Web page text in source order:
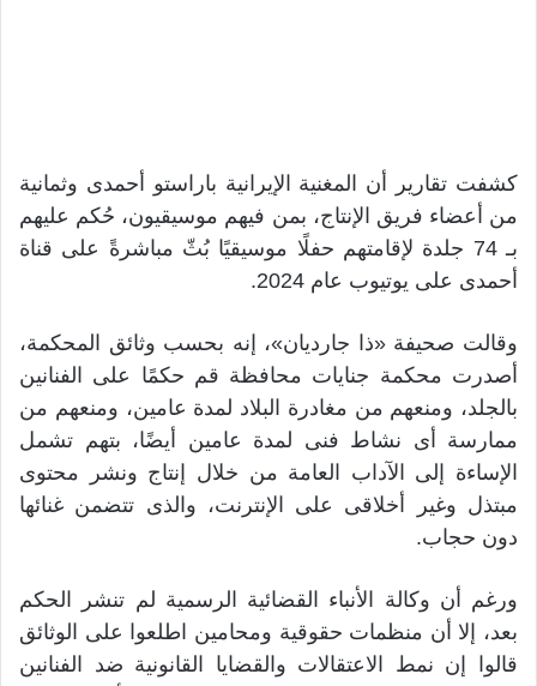
كشفت تقارير أن المغنية الإيرانية باراستو أحمدى وثمانية
من أعضاء فريق الإنتاج، بمن فيهم موسيقيون، حُكم عليهم
بـ 74 جلدة لإقامتهم حفلًا موسيقيًا بُثّ مباشرةً على قناة
أحمدى على يوتيوب عام 2024.
وقالت صحيفة «ذا جارديان»، إنه بحسب وثائق المحكمة،
أصدرت محكمة جنايات محافظة قم حكمًا على الفنانين
بالجلد، ومنعهم من مغادرة البلاد لمدة عامين، ومنعهم من
ممارسة أى نشاط فنى لمدة عامين أيضًا، بتهم تشمل
الإساءة إلى الآداب العامة من خلال إنتاج ونشر محتوى
مبتذل وغير أخلاقى على الإنترنت، والذى تتضمن غنائها
دون حجاب.
ورغم أن وكالة الأنباء القضائية الرسمية لم تنشر الحكم
بعد، إلا أن منظمات حقوقية ومحامين اطلعوا على الوثائق
قالوا إن نمط الاعتقالات والقضايا القانونية ضد الفنانين